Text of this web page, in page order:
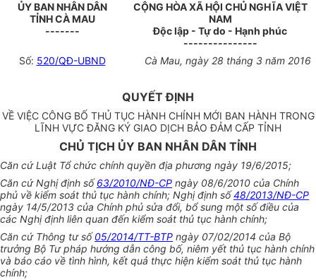
ỦY BAN NHÂN DÂN
TỈNHCÀ MAU
-------
CỘNG HÒA XÃ HỘI CHỦ NGHĨA VIỆT
NAM
Độc lập - Tự do - Hạnh phúc
---------------
Số: 520/QĐ-UBND Cà Mau, ngày 28 tháng 3 năm 2016
QUYẾT ĐỊNH
VỀ VIỆC CÔNG BỐ THỦ TỤC HÀNH CHÍNH MỚI BAN HÀNH TRONG
LĨNH VỰC ĐĂNG KÝ GIAO DỊCH BẢO ĐẢM CẤP TỈNH
CHỦ TỊCH ỦY BAN NHÂN DÂN TỈNH
Căn cứ Luật Tổ chức chính quyền địa phương ngày 19/6/2015;
Căn cứ Nghị định số63/2010/NĐ-CP ngày 08/6/2010 của Chính
phủ về kiểm soát thủ tục hành chính; Nghị định số48/2013/NĐ-CP
ngày 14/5/2013 của Chính phủ sửa đổi, bổ sung một số điều của
các Nghị định liên quan đến kiểm soát thủ tục hành chính;
Căn cứ Thông tư số05/2014/TT-BTP ngày 07/02/2014 của Bộ
trưởng Bộ Tư pháp hướng dẫn công bố, niêm yết thủ tục hành chính
và báo cáo về tình hình, kết quả thực hiện kiểm soát thủ tục hành
chính;